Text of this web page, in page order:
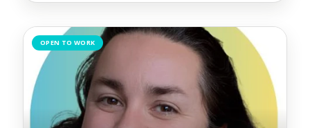
OPEN TO WORK